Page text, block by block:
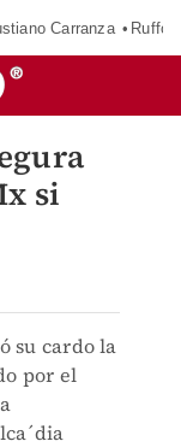
Carranza Ruffo
si
su cardo la
por el